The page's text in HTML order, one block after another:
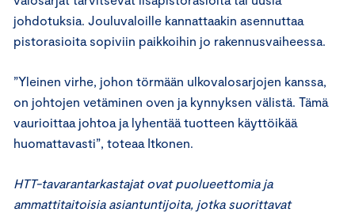
johdotuksia. Jouluvaloille kannattaakin asennuttaa
pistorasioita sopiviin paikkoihin jo rakennusvaiheessa.
”Yleinen virhe, johon törmään ulkovalosarjojen kanssa,
on johtojen vetäminen oven ja kynnyksen välistä. Tämä
vaurioittaa johtoa ja lyhentää tuotteen käyttöikää
huomattavasti”, toteaa Itkonen.
HTT-tavarantarkastajat ovat puolueettomia ja
ammattitaitoisia asiantuntijoita, jotka suorittavat